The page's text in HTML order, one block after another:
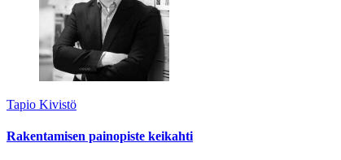
Tapio Kivistö
Rakentamisen painopiste keikahti